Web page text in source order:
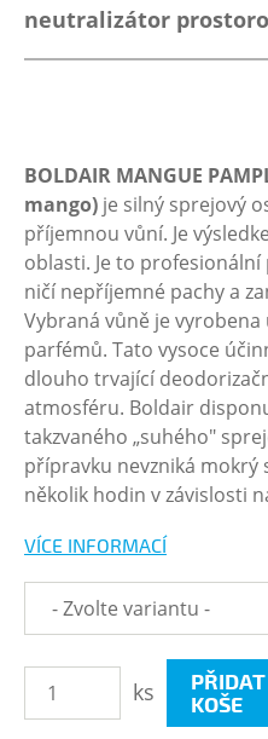
neutralizátor
BOLDAIR MANGUE
mango) je silný sprejový
příjemnou vůní. Je
oblasti. Je to
ničí nepříjemné pachy a
Vybraná vůně je
parfémů. Tato vysoce
dlouho trvající
atmosféru. Boldair
takzvaného „suhého"
přípravku nevzniká mokrý
několik hodin v závislosti
VÍCE INFORMACÍ
ks
KOŠE